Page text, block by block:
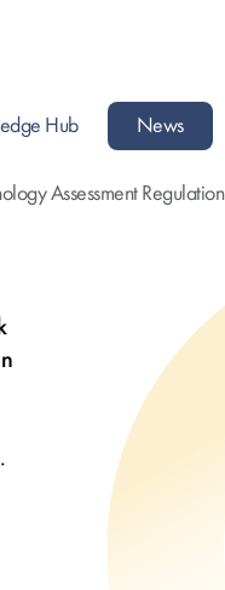
Hub News
Assessment Regulation